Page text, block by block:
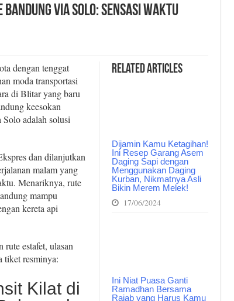
via Solo: Sensasi Waktu
Related Articles
Dijamin Kamu Ketagihan!
Ini Resep Garang Asem
Daging Sapi dengan
Menggunakan Daging
Kurban, Nikmatnya Asli
Bikin Merem Melek!
17/06/2024
Ini Niat Puasa Ganti
Ramadhan Bersama
Rajab yang Harus Kamu
dengan tenggat
moda transportasi
di Blitar yang baru
keesokan
Solo adalah solusi
dan dilanjutkan
malam yang
Menariknya, rute
mampu
kereta api
estafet, ulasan
tiket resminya:
Kilat di